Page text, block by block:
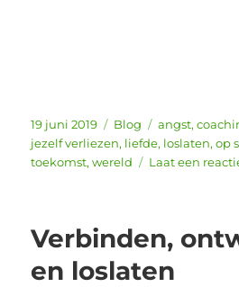
Geplaatst
op
19 juni 2019 Categorieën
Blog Tags
angst,
jezelf verliezen, liefde, loslaten,op
toekomst,wereld Laat een
Verbinden,
en loslaten